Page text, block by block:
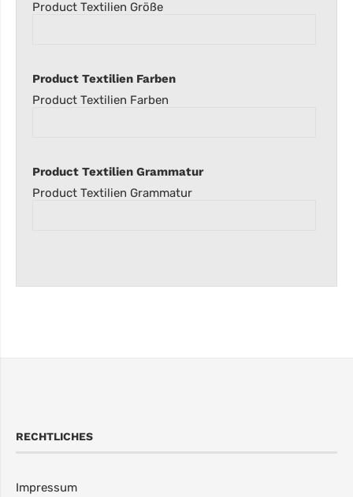
Product Textilien Größe
Product Textilien Farben
Product Textilien Farben
Product Textilien Grammatur
Product Textilien Grammatur
RECHTLICHES
Impressum